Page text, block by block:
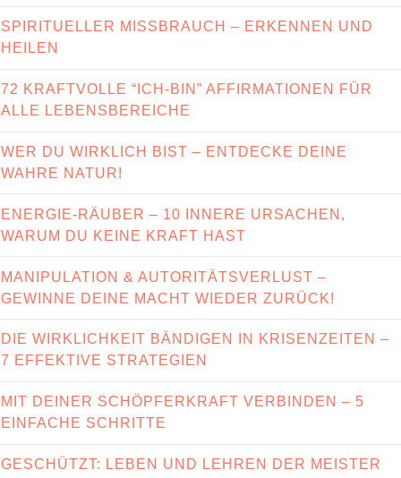
SPIRITUELLER MISSBRAUCH – ERKENNEN UND
HEILEN
72 KRAFTVOLLE “ICH-BIN” AFFIRMATIONEN FÜR
ALLE LEBENSBEREICHE
WER DU WIRKLICH BIST – ENTDECKE DEINE
WAHRE NATUR!
ENERGIE-RÄUBER – 10 INNERE URSACHEN,
WARUM DU KEINE KRAFT HAST
MANIPULATION & AUTORITÄTSVERLUST –
GEWINNE DEINE MACHT WIEDER ZURÜCK!
DIE WIRKLICHKEIT BÄNDIGEN IN KRISENZEITEN –
7 EFFEKTIVE STRATEGIEN
MIT DEINER SCHÖPFERKRAFT VERBINDEN – 5
EINFACHE SCHRITTE
GESCHÜTZT: LEBEN UND LEHREN DER MEISTER